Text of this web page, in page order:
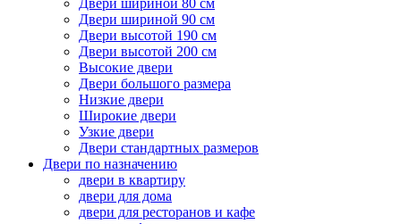
Двери шириной 80 см
Двери шириной 90 см
Двери высотой 190 см
Двери высотой 200 см
Высокие двери
Двери большого размера
Низкие двери
Широкие двери
Узкие двери
Двери стандартных размеров
Двери по назначению
двери в квартиру
двери для дома
двери для ресторанов и кафе